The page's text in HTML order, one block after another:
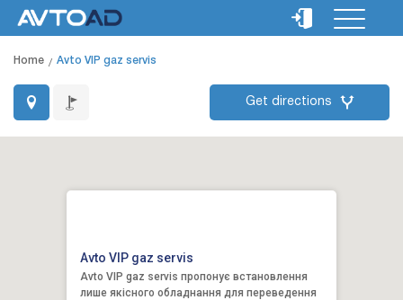
Home Avto VIP gaz servis
Get directions
Avto VIP gaz servis
Avto VIP gaz servis пропонує встановлення
лише якісного обладнання для переведення